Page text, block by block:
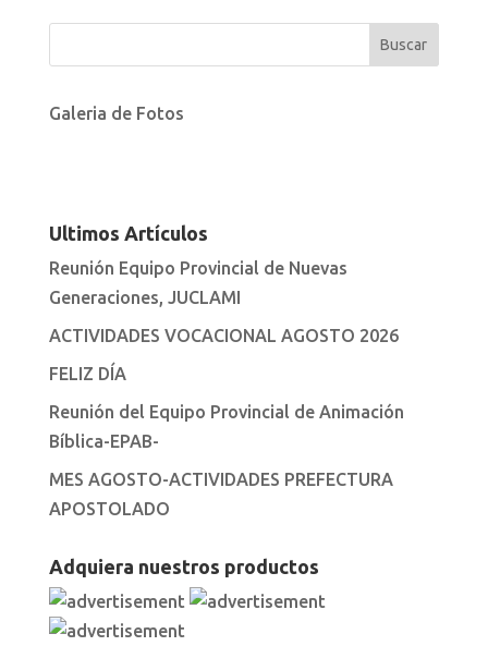
Galeria de Fotos
Ultimos Artículos
Reunión Equipo Provincial de Nuevas
Generaciones, JUCLAMI
ACTIVIDADES VOCACIONAL AGOSTO 2026
FELIZ DÍA
Reunión del Equipo Provincial de Animación
Bíblica-EPAB-
MES AGOSTO-ACTIVIDADES PREFECTURA
APOSTOLADO
Adquiera nuestros productos